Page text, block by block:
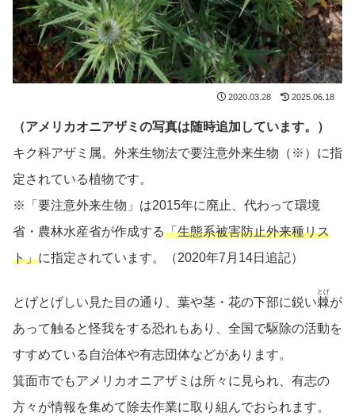
2020.03.28 2025.06.18
（アメリカオニアザミの写真は随時追加しています。）
キク科アザミ属。外来生物法で要注意外来生物（※）に指
定されている植物です。
※「要注意外来生物」は2015年に廃止、代わって環境
省・農林水産省が作成する「生態系被害防止外来種リス
ト」に指定されています。（2020年7月14日追記）
とげとげしい見た目の通り、葉や茎・花の下部に鋭い棘
とげ
が
あって触ると怪我をする恐れもあり、全国で駆除の活動を
すすめている自治体や有志団体などがあります。
箕面市でもアメリカオニアザミは所々に見られ、有志の
方々が情報を集めて除去作業に取り組んでおられます。